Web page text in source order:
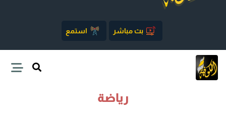
بث مباشر استمع
رياضة